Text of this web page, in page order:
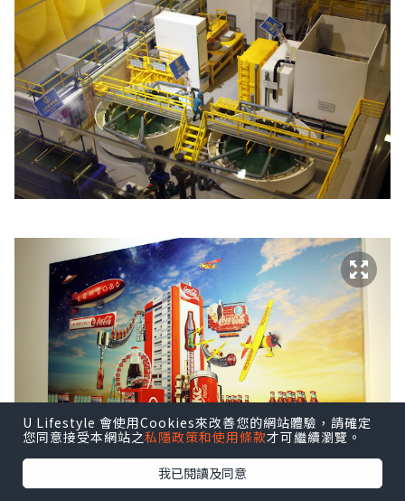
U Lifestyle 會使用Cookies來改善您的網站體驗，請確定
您同意接受本網站之私隱政策和使用條款才可繼續瀏覽。
我已閱讀及同意